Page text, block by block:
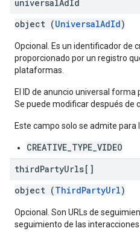
universalAdId
object (UniversalAdId)
Opcional. Es un identificador de
proporcionado por un registro
plataformas.
El ID de anuncio universal forma
Se puede modificar después de
Este campo solo se admite para
CREATIVE_TYPE_VIDEO
thirdPartyUrls[]
object (ThirdPartyUrl)
Opcional. Son URLs de
seguimiento de las